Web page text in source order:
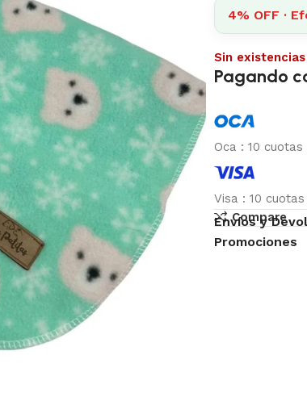
4% OFF ·
Sin existencias
Pagando
Oca : 10
Visa : 10
Compare
Envíos y
Promociones